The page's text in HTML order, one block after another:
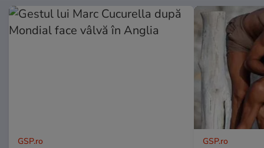
GSP.ro GSP.ro